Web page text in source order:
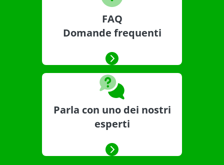
FAQ
Domande frequenti
Parla con uno dei nostri
esperti